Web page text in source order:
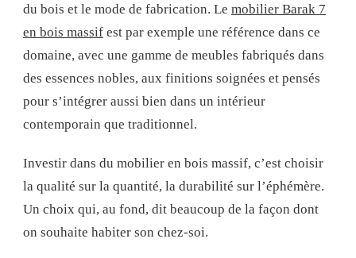
du bois et le mode de fabrication. Le mobilier Barak 7
en bois massif est par exemple une référence dans ce
domaine, avec une gamme de meubles fabriqués dans
des essences nobles, aux finitions soignées et pensés
pour s’intégrer aussi bien dans un intérieur
contemporain que traditionnel.
Investir dans du mobilier en bois massif, c’est choisir
la qualité sur la quantité, la durabilité sur l’éphémère.
Un choix qui, au fond, dit beaucoup de la façon dont
on souhaite habiter son chez-soi.